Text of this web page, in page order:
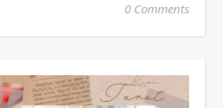
0 Comments